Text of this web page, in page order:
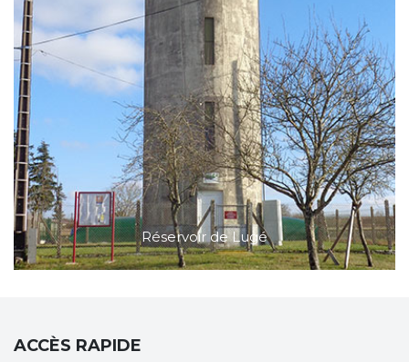
Réservoir de Lugé
ACCÈS RAPIDE